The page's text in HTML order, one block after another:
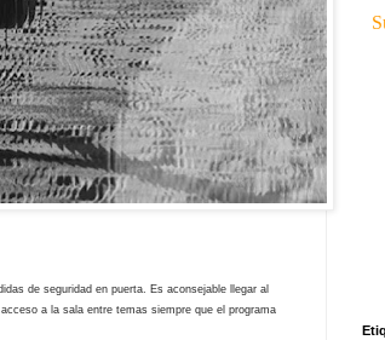
de seguridad en puerta. Es aconsejable llegar al
a la sala entre temas siempre que el programa